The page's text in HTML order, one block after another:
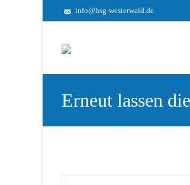
info@hsg-westerwald.de
Erneut lassen